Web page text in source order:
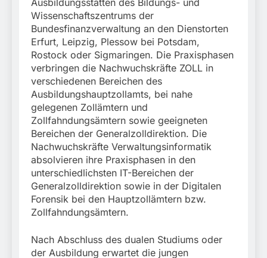
Ausbildungsstätten des Bildungs- und
Wissenschaftszentrums der
Bundesfinanzverwaltung an den Dienstorten
Erfurt, Leipzig, Plessow bei Potsdam,
Rostock oder Sigmaringen. Die Praxisphasen
verbringen die Nachwuchskräfte ZOLL in
verschiedenen Bereichen des
Ausbildungshauptzollamts, bei nahe
gelegenen Zollämtern und
Zollfahndungsämtern sowie geeigneten
Bereichen der Generalzolldirektion. Die
Nachwuchskräfte Verwaltungsinformatik
absolvieren ihre Praxisphasen in den
unterschiedlichsten IT-Bereichen der
Generalzolldirektion sowie in der Digitalen
Forensik bei den Hauptzollämtern bzw.
Zollfahndungsämtern.
Nach Abschluss des dualen Studiums oder
der Ausbildung erwartet die jungen